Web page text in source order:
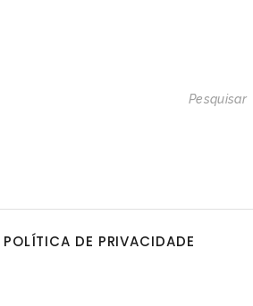
POLÍTICA DE PRIVACIDADE